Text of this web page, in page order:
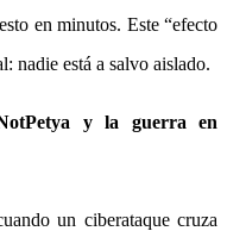
en minutos. Este “efecto
nadie está a salvo aislado.
y la guerra en
un ciberataque cruza